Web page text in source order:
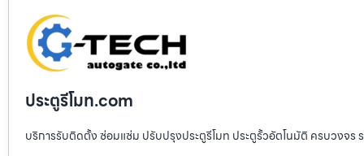
ประตูรีโมท.com
บริการรับติดตั้ง ซ่อมแซ่ม ปรับปรุงประตูรีโมท ประตูรั้วอัตโนมัติ ครบวงจร